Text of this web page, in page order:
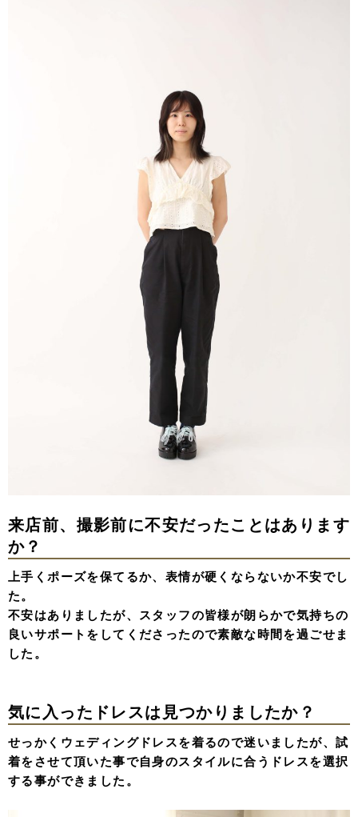
来店前、撮影前に不安だったことはあります
か？
上手くポーズを保てるか、表情が硬くならないか不安でし
た。
不安はありましたが、スタッフの皆様が朗らかで気持ちの
良いサポートをしてくださったので素敵な時間を過ごせま
した。
気に入ったドレスは見つかりましたか？
せっかくウェディングドレスを着るので迷いましたが、試
着をさせて頂いた事で自身のスタイルに合うドレスを選択
する事ができました。